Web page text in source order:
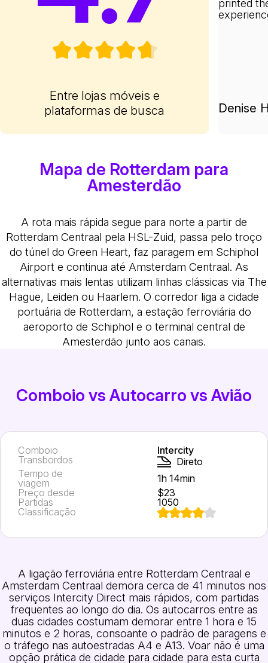
Entre lojas móveis e
plataformas de busca
printed
Denise
Mapa de Rotterdam para
Amesterdão
A rota mais rápida segue para norte a partir de
Rotterdam Centraal pela HSL-Zuid, passa pelo troço
do túnel do Green Heart, faz paragem em Schiphol
Airport e continua até Amsterdam Centraal. As
alternativas mais lentas utilizam linhas clássicas via The
Hague, Leiden ou Haarlem. O corredor liga a cidade
portuária de Rotterdam, a estação ferroviária do
aeroporto de Schiphol e o terminal central de
Amesterdão junto aos canais.
Comboio vs Autocarro vs Avião
Comboio
Intercity
Transbordos
Direto
Tempo de
viagem
1h 14min
Preço desde
$23
Partidas
1050
Classificação
A ligação ferroviária entre Rotterdam Centraal e
Amsterdam Centraal demora cerca de 41 minutos nos
serviços Intercity Direct mais rápidos, com partidas
frequentes ao longo do dia. Os autocarros entre as
duas cidades costumam demorar entre 1 hora e 15
minutos e 2 horas, consoante o padrão de paragens e
o tráfego nas autoestradas A4 e A13. Voar não é uma
opção prática de cidade para cidade para esta curta